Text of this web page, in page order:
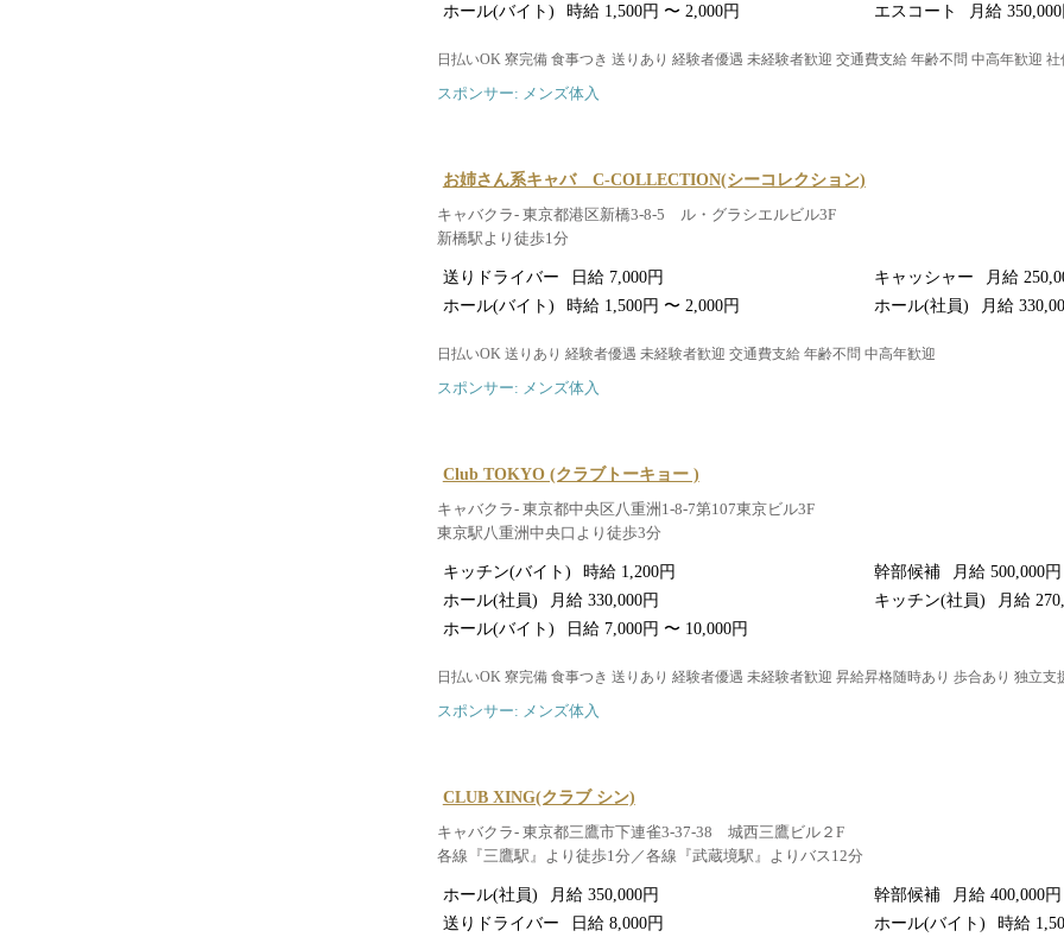
ホール(バイト)
時給 1,500円 〜 2,000円 エスコート 月給 350,000
日払いOK 寮完備 食事つき 送りあり 経験者優遇 未経験者歓迎 交通費支給 年齢不問 中高年歓迎 社
スポンサー: メンズ体入
お姉さん系キャバ C-COLLECTION(シーコレクション)
キャバクラ- 東京都港区新橋3-8-5 ル・グラシエルビル3F
新橋駅より徒歩1分
送りドライバー 日給 7,000円 キャッシャー
月給
ホール(バイト)
時給 1,500円 〜 2,000円 ホール(社員) 月給
日払いOK 送りあり 経験者優遇 未経験者歓迎 交通費支給 年齢不問 中高年歓迎
スポンサー: メンズ体入
Club TOKYO (クラブトーキョー )
キャバクラ- 東京都中央区八重洲1-8-7第107東京ビル3F
東京駅八重洲中央口より徒歩3分
キッチン(バイト) 時給 1,200円 幹部候補
月給 500,000円
ホール(社員)
月給 330,000円 キッチン(社員)
月給
ホール(バイト)
日給 7,000円 〜 10,000円
日払いOK 寮完備 食事つき 送りあり 経験者優遇 未経験者歓迎 昇給昇格随時あり 歩合あり 独立
スポンサー: メンズ体入
CLUB XING(クラブ シン)
キャバクラ- 東京都三鷹市下連雀3-37-38 城西三鷹ビル２F
各線『三鷹駅』より徒歩1分／各線『武蔵境駅』よりバス12分
ホール(社員) 月給 350,000円 幹部候補
月給 400,000円
送りドライバー
日給 8,000円 ホール(バイト) 時給